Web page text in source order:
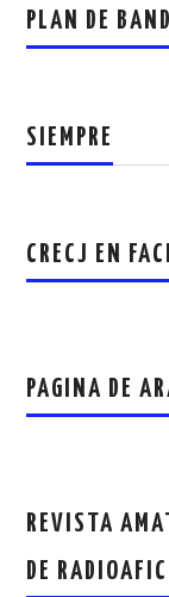
PLAN DE
SIEMPRE
CRECJ EN
PAGINA DE
REVISTA
DE